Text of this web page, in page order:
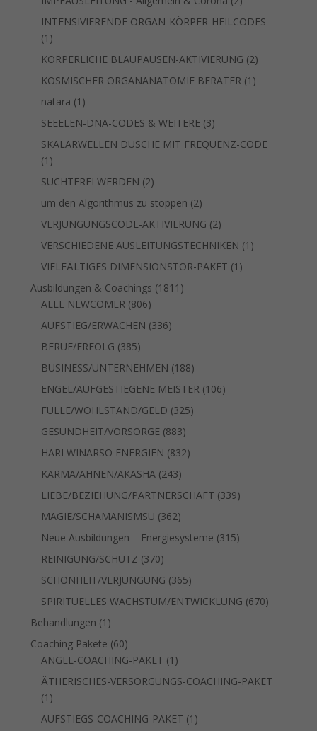
Produkte
INTENSIVIERENDE ORGAN-KÖRPER-HEILCODES
1 1
Produkt
KÖRPERLICHE BLAUPAUSEN-AKTIVIERUNG 22
Produkte
KOSMISCHER ORGANANATOMIE BERATER 1 1
natara 1 1
Produkt
SEEELEN-DNA-CODES & WEITERE 33
Produkte
SKALARWELLEN DUSCHE MIT FREQUENZ-CODE
1 1
Produkt
SUCHTFREI WERDEN 22
Produkte
um den Algorithmus zu stoppen 22
Produkte
VERJÜNGUNGSCODE-AKTIVIERUNG 22
Produkte
VERSCHIEDENE AUSLEITUNGSTECHNIKEN 1 1
VIELFÄLTIGES DIMENSIONSTOR-PAKET 1 1
Ausbildungen & Coachings 1811 1811
ALLE NEWCOMER 806806
Produkte
AUFSTIEG/ERWACHEN 336336
BERUF/ERFOLG 385385
Produkte
BUSINESS/UNTERNEHMEN 188188
Produkte
ENGEL/AUFGESTIEGENE MEISTER 106106
FÜLLE/WOHLSTAND/GELD 325325
GESUNDHEIT/VORSORGE 883883
Produkte
HARI WINARSO ENERGIEN 832832
KARMA/AHNEN/AKASHA 243243
Produkte
LIEBE/BEZIEHUNG/PARTNERSCHAFT 339339
MAGIE/SCHAMANISMSU 362362
Produkte
Neue Ausbildungen – Energiesysteme 315315
REINIGUNG/SCHUTZ 370370
Produkte
SCHÖNHEIT/VERJÜNGUNG 365365
Produkte
SPIRITUELLES WACHSTUM/ENTWICKLUNG 670670
Behandlungen 1 1
Produkt
Coaching Pakete 6060
Produkte
ANGEL-COACHING-PAKET 1 1
Produkt
ÄTHERISCHES-VERSORGUNGS-COACHING-PAKET
1 1
Produkt
AUFSTIEGS-COACHING-PAKET 1 1